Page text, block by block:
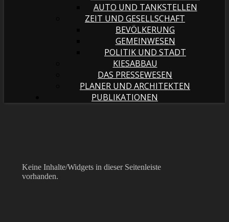
AUTO UND TANKSTELLEN
ZEIT UND GESELLSCHAFT
BEVÖLKERUNG
GEMEINWESEN
POLITIK UND STADT
KIESABBAU
DAS PRESSEWESEN
PLANER UND ARCHITEKTEN
PUBLIKATIONEN
Keine Inhalte/Widgets in dieser Seitenleiste
vorhanden.